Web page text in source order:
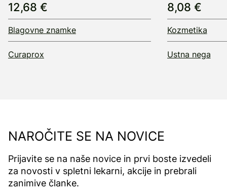
12,68 €
Blagovne znamke
Curaprox
8,08 €
Kozmetika
Ustna nega
NAROČITE SE NA NOVICE
Prijavite se na naše novice in prvi boste izvedeli
za novosti v spletni lekarni, akcije in prebrali
zanimive članke.